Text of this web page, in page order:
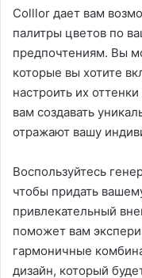
Colllor дает вам
палитры цветов по
предпочтениям. Вы
которые вы хотите
настроить их
вам создавать
отражают вашу
Воспользуйтесь
чтобы придать
привлекательный
поможет вам
гармоничные
дизайн, который